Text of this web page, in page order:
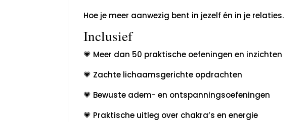
Hoe je meer aanwezig bent in jezelf én in je relaties.
Inclusief
💗 Meer dan 50 praktische oefeningen en inzichten
💗 Zachte lichaamsgerichte opdrachten
💗 Bewuste adem- en ontspanningsoefeningen
💗 Praktische uitleg over chakra’s en energie